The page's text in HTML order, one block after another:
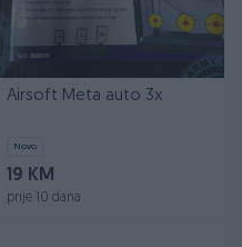
Airsoft Meta auto 3x
Novo
19 KM
prije 10 dana